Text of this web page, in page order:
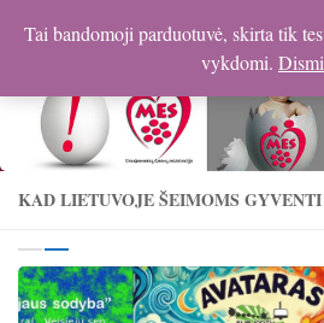
Dsa-mes.lt
KAD LIETUVOJE ŠEIMOMS
Tai bandomoji parduotuvė, skirta tik
vykdomi.